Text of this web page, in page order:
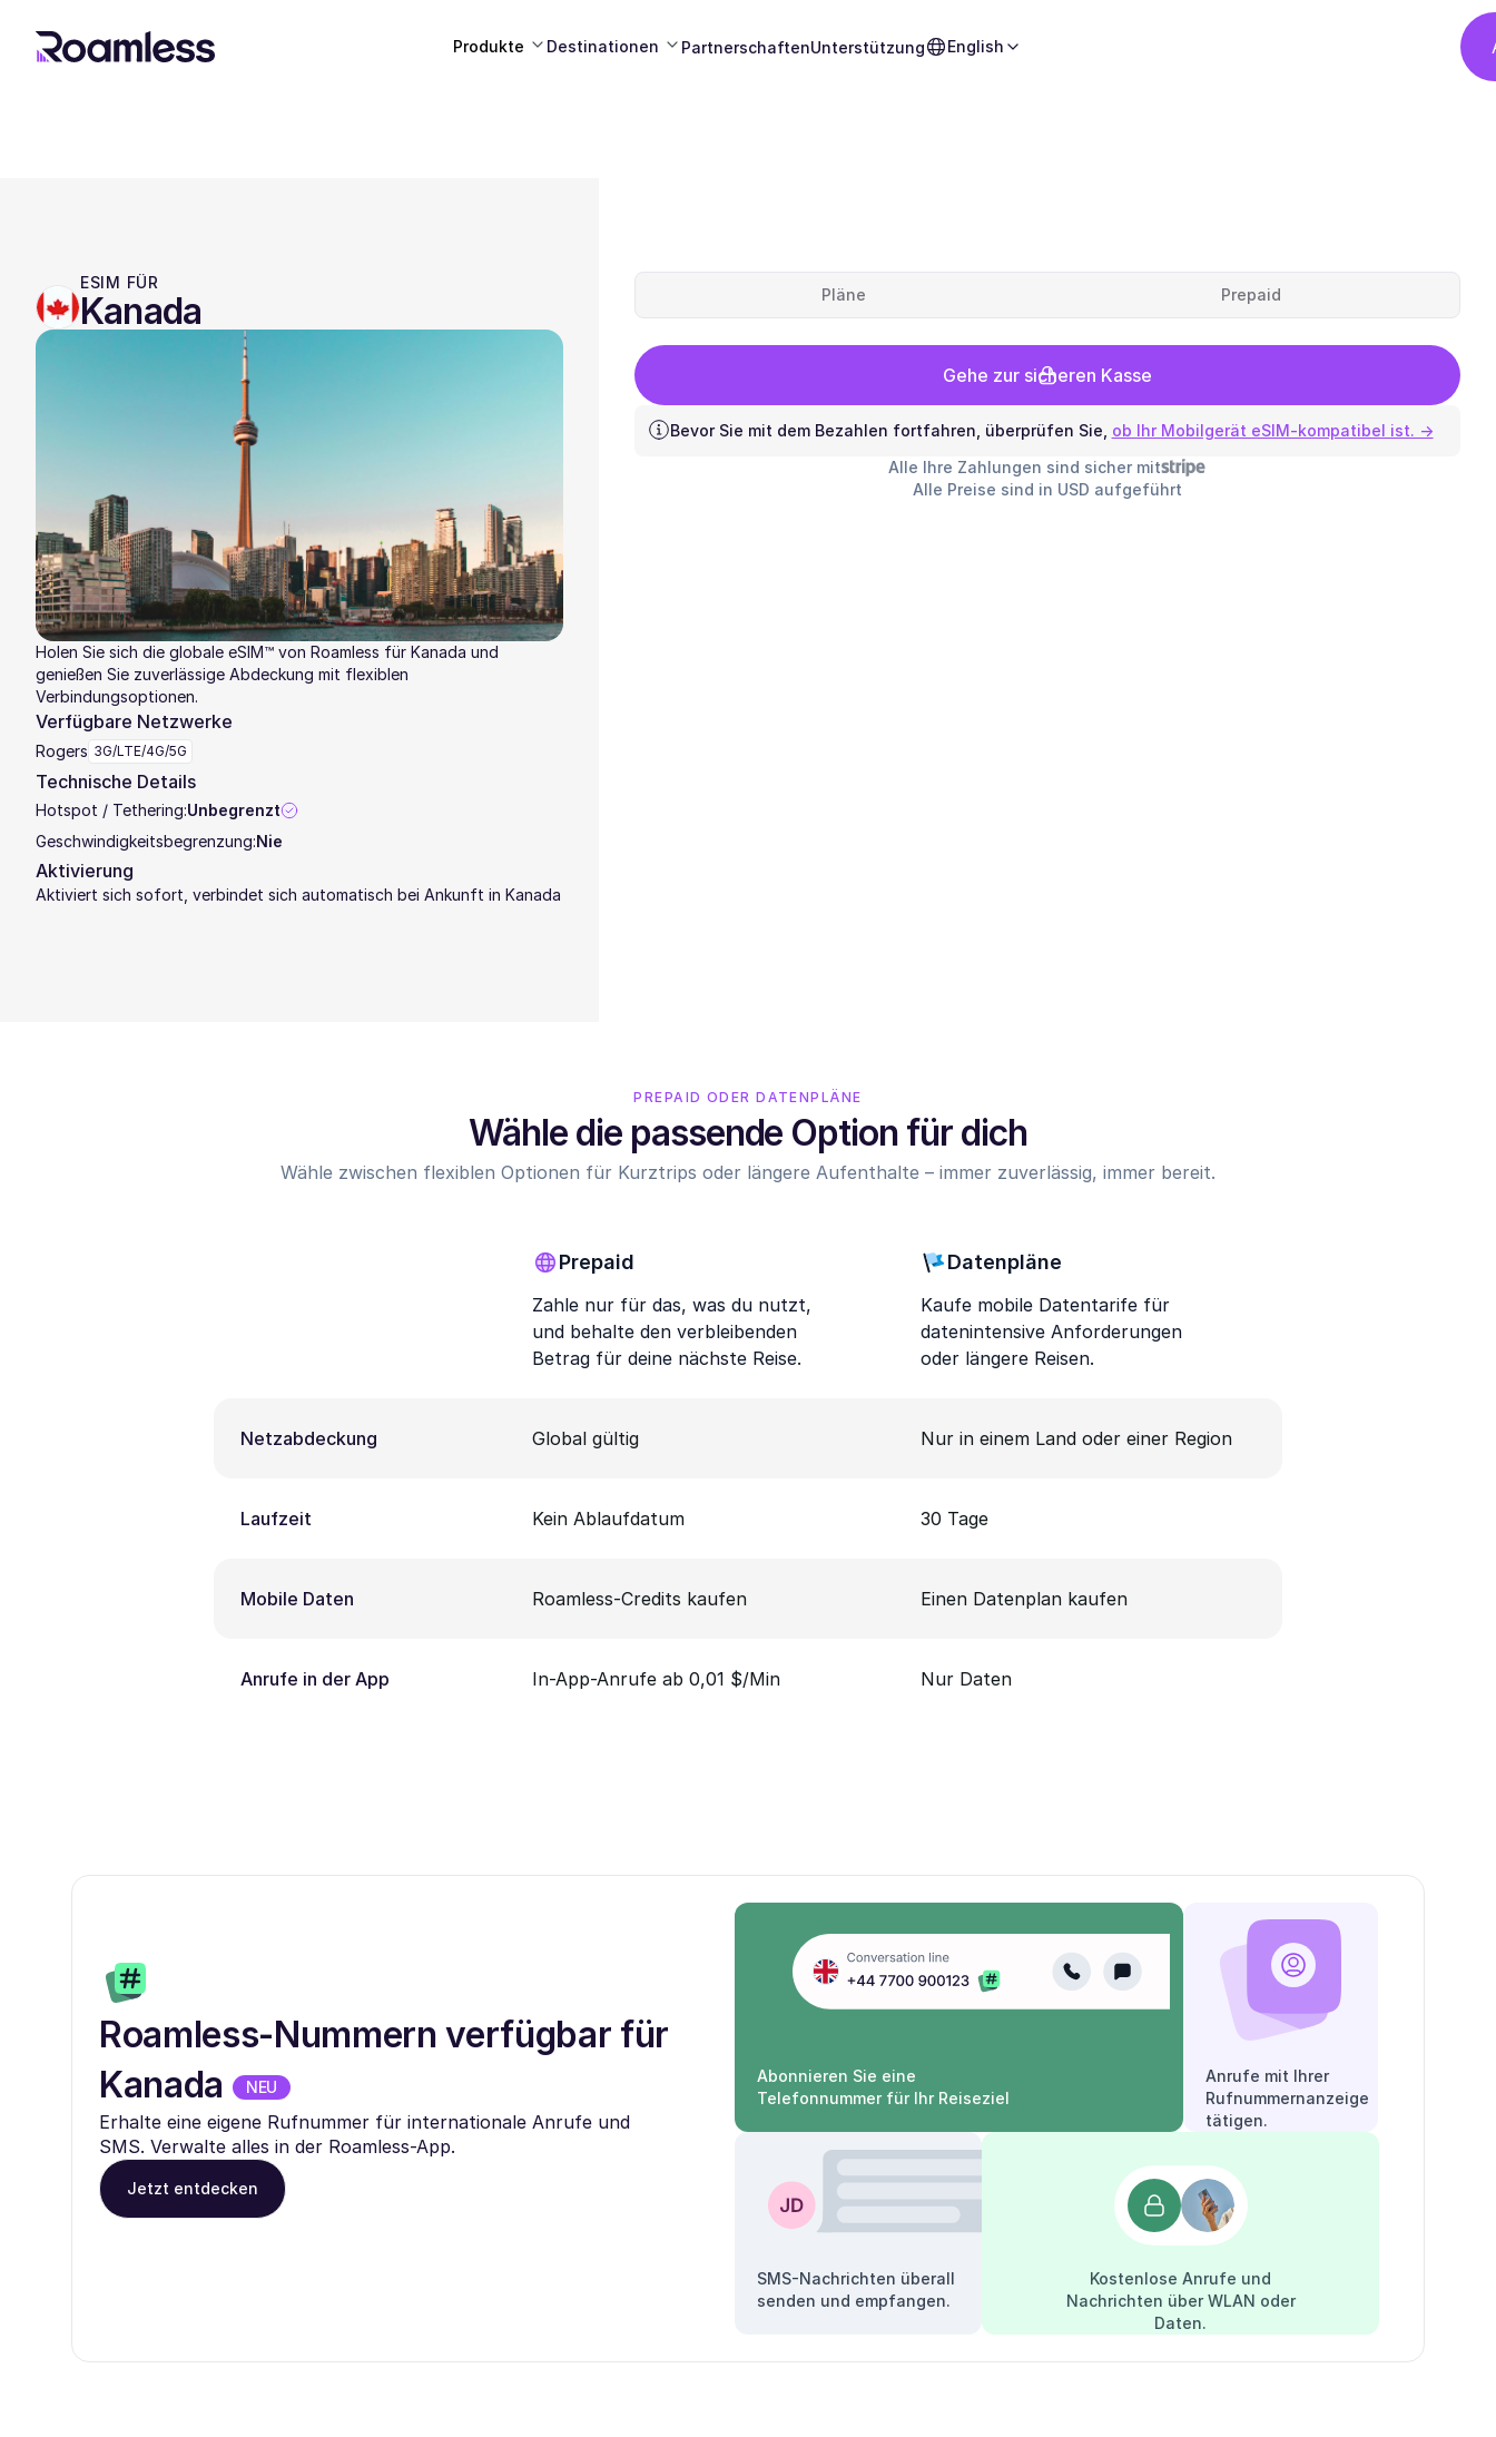
Produkte Destinationen PartnerschaftenUnterstützung English
ESIM FÜR
Kanada
Holen Sie sich die globale eSIM™ von Roamless für Kanada und
genießen Sie zuverlässige Abdeckung mit flexiblen
Verbindungsoptionen.
Verfügbare Netzwerke
Rogers 3G/LTE/4G/5G
Technische Details
Hotspot / Tethering:Unbegrenzt
Geschwindigkeitsbegrenzung:Nie
Aktivierung
Aktiviert sich sofort, verbindet sich automatisch bei Ankunft in Kanada
Pläne Prepaid
Gehe zur sicheren Kasse
Bevor Sie mit dem Bezahlen fortfahren, überprüfen Sie, ob Ihr Mobilgerät eSIM-kompatibel ist. →
Alle Ihre Zahlungen sind sicher mit
Alle Preise sind in USD aufgeführt
PREPAID ODER DATENPLÄNE
Wähle die passende Option für dich
Wähle zwischen flexiblen Optionen für Kurztrips oder längere Aufenthalte – immer zuverlässig, immer bereit.
Prepaid
Zahle nur für das, was du nutzt,
und behalte den verbleibenden
Betrag für deine nächste Reise.
Datenpläne
Kaufe mobile Datentarife für
datenintensive Anforderungen
oder längere Reisen.
Netzabdeckung Global gültig Nur in einem Land oder einer Region
Laufzeit Kein Ablaufdatum 30 Tage
Mobile Daten Roamless-Credits kaufen Einen Datenplan kaufen
Anrufe in der App In-App-Anrufe ab 0,01 $/Min Nur Daten
Roamless-Nummern verfügbar für
Kanada
NEU
Erhalte eine eigene Rufnummer für internationale Anrufe und
SMS. Verwalte alles in der Roamless-App.
Jetzt entdecken
Abonnieren Sie eine
Telefonnummer für Ihr Reiseziel
Anrufe mit Ihrer
Rufnummernanzeige
tätigen.
SMS-Nachrichten überall
senden und empfangen.
Kostenlose Anrufe und
Nachrichten über WLAN oder
Daten.